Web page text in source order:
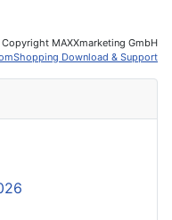
Copyright MAXXmarketing GmbH
Download & Support